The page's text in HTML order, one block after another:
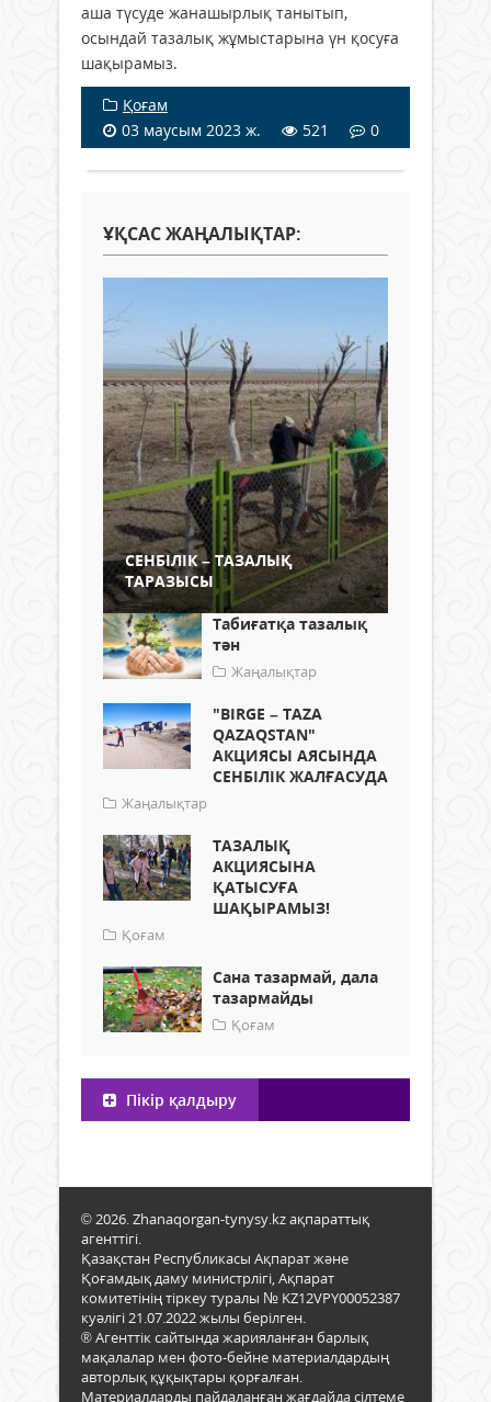
аша түсуде жанашырлық танытып,
осындай тазалық жұмыстарына үн қосуға
шақырамыз.
Қоғам
03 маусым 2023 ж.
521 0
ҰҚСАС ЖАҢАЛЫҚТАР:
СЕНБІЛІК – ТАЗАЛЫҚ
ТАРАЗЫСЫ
Табиғатқа тазалық
тән
Жаңалықтар
"BIRGE – TAZA
QAZAQSTAN"
АКЦИЯСЫ АЯСЫНДА
СЕНБІЛІК ЖАЛҒАСУДА
Жаңалықтар
ТАЗАЛЫҚ
АКЦИЯСЫНА
ҚАТЫСУҒА
ШАҚЫРАМЫЗ!
Қоғам
Сана тазармай, дала
тазармайды
Қоғам
Пікір қалдыру
© 2026. Zhanaqorgan-tynysy.kz ақпараттық
агенттігі.
Қазақстан Республикасы Ақпарат және
Қоғамдық даму министрлігі, Ақпарат
комитетінің тіркеу туралы № KZ12VPY00052387
куәлігі 21.07.2022 жылы берілген.
® Агенттік сайтында жарияланған барлық
мақалалар мен фото-бейне материалдардың
авторлық құқықтары қорғалған.
Материалдарды пайдаланған жағдайда сілтеме